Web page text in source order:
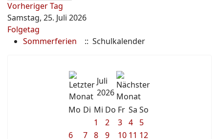
Vorheriger Tag
Samstag, 25. Juli 2026
Folgetag
Sommerferien
:: Schulkalender
Juli
2026
Mo Di Mi Do Fr Sa So
1
2 3 4
5
6
7 8 9 10 11 12